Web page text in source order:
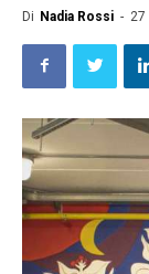
Di Nadia Rossi - 27